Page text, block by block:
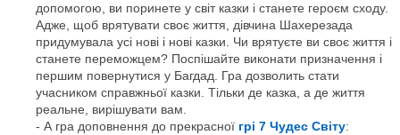
допомогою, ви поринете у світ казки і станете героєм сходу.
Адже, щоб врятувати своє життя, дівчина Шахерезада
придумувала усі нові і нові казки. Чи врятуєте ви своє життя і
станете переможцем? Поспішайте виконати призначення і
першим повернутися у Багдад. Гра дозволить стати
учасником справжньої казки. Тільки де казка, а де життя
реальне, вирішувати вам.
А гра доповнення до прекрасної грі 7 Чудес Світу: